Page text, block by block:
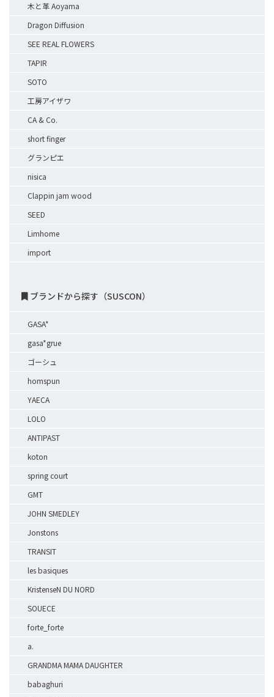
木と革 Aoyama
Dragon Diffusion
SEE REAL FLOWERS
TAPIR
SOTO
工房アイザワ
CA & Co.
short finger
グランピエ
nisica
Clappin jam wood
SEED
Limhome
import
ブランドから探す（SUSCON）
GASA*
gasa*grue
ゴーシュ
homspun
YAECA
LOLO
ANTIPAST
koton
spring court
GMT
JOHN SMEDLEY
Jonstons
TRANSIT
les basiques
KristenseN DU NORD
SOUECE
forte_forte
a.
GRANDMA MAMA DAUGHTER
babaghuri